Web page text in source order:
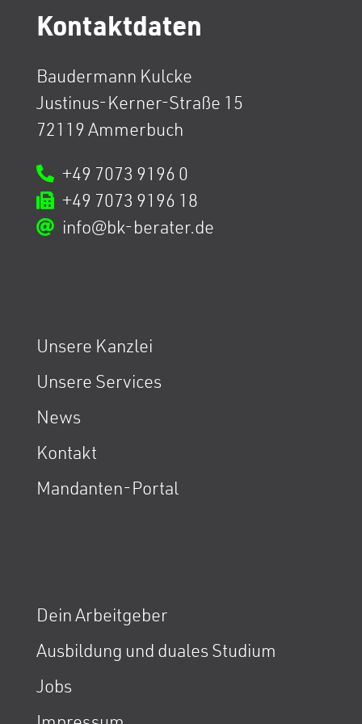
Kontaktdaten
Baudermann Kulcke
Justinus-Kerner-Straße 15
72119 Ammerbuch
+49 7073 9196 0
+49 7073 9196 18
info@bk-berater.de
Unsere Kanzlei
Unsere Services
News
Kontakt
Mandanten-Portal
Dein Arbeitgeber
Ausbildung und duales Studium
Jobs